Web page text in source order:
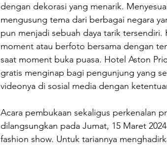
dengan dekorasi yang menarik.
mengusung tema dari berbagai negara
pun menjadi sebuah daya tarik
moment atau berfoto bersama dengan
saat moment buka puasa. Hotel Aston
gratis menginap bagi pengunjung yang
videonya di sosial media dengan
Acara pembukaan sekaligus perkenalan
dilangsungkan pada Jumat, 15 Maret
fashion show. Untuk tariannya